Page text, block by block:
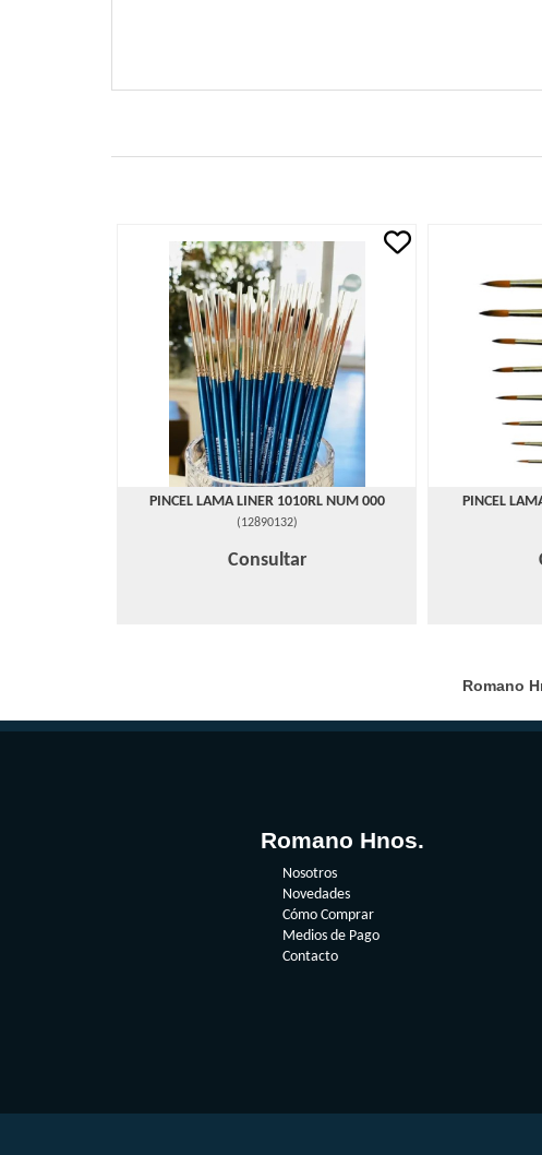
PINCEL LAMA LINER 1010RL NUM 000
(12890132)
Consultar
PINCEL
Romano
Romano Hnos.
Nosotros
Novedades
Cómo Comprar
Medios de Pago
Contacto